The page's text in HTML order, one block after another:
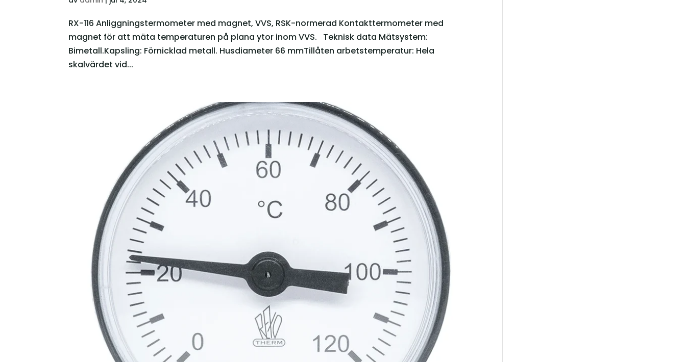
RX-116 Anliggningstermometer med magnet, VVS, RSK-normerad Kontakttermometer med
magnet för att mäta temperaturen på plana ytor inom VVS. Teknisk data Mätsystem:
Bimetall.Kapsling: Förnicklad metall. Husdiameter 66 mmTillåten arbetstemperatur: Hela
skalvärdet vid...